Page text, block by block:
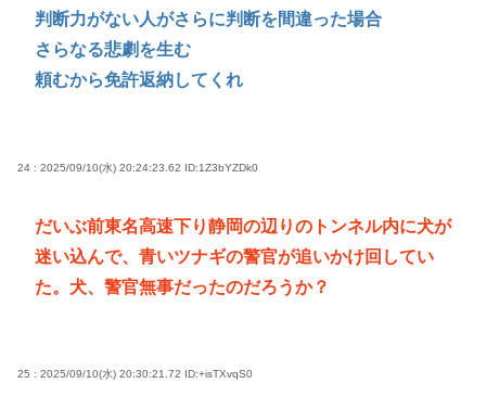
判断力がない人がさらに判断を間違った場合
さらなる悲劇を生む
頼むから免許返納してくれ
24 : 2025/09/10(水) 20:24:23.62 ID:1Z3bYZDk0
だいぶ前東名高速下り静岡の辺りのトンネル内に犬が
迷い込んで、青いツナギの警官が追いかけ回してい
た。犬、警官無事だったのだろうか？
25 : 2025/09/10(水) 20:30:21.72 ID:+isTXvqS0